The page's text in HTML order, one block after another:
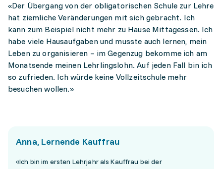
«Der Übergang von der obligatorischen Schule zur Lehre
hat ziemliche Veränderungen mit sich gebracht. Ich
kann zum Beispiel nicht mehr zu Hause Mittagessen. Ich
habe viele Hausaufgaben und musste auch lernen, mein
Leben zu organisieren – im Gegenzug bekomme ich am
Monatsende meinen Lehrlingslohn. Auf jeden Fall bin ich
so zufrieden. Ich würde keine Vollzeitschule mehr
besuchen wollen.»
Anna, Lernende Kauffrau
«Ich bin im ersten Lehrjahr als Kauffrau bei der